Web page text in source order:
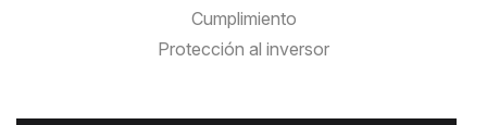
Cumplimiento
Protección al inversor